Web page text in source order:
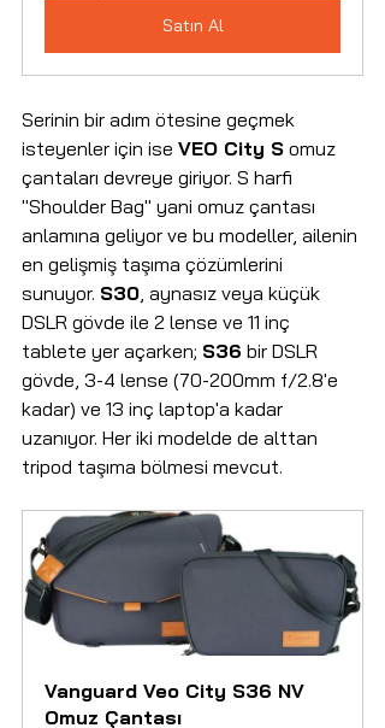
Satın Al
Serinin bir adım ötesine geçmek
isteyenler için ise VEO City S omuz
çantaları devreye giriyor. S harfi
"Shoulder Bag" yani omuz çantası
anlamına geliyor ve bu modeller, ailenin
en gelişmiş taşıma çözümlerini
sunuyor. S30, aynasız veya küçük
DSLR gövde ile 2 lense ve 11 inç
tablete yer açarken; S36 bir DSLR
gövde, 3-4 lense (70-200mm f/2.8'e
kadar) ve 13 inç laptop'a kadar
uzanıyor. Her iki modelde de alttan
tripod taşıma bölmesi mevcut.
Vanguard Veo City S36 NV
Omuz Çantası